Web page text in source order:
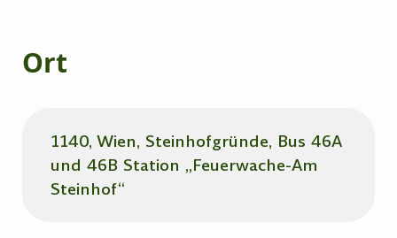
Ort
1140, Wien, Steinhofgründe, Bus 46A
und 46B Station „Feuerwache-Am
Steinhof“